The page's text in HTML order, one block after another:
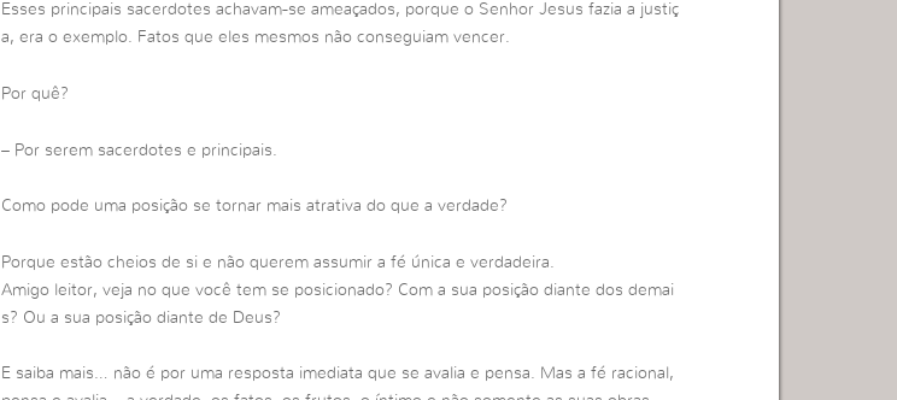
Esses principais sacerdotes achavam-se ameaçados, porque o Senhor Jesus fazia a justiç
a, era o exemplo. Fatos que eles mesmos não conseguiam vencer.
Por quê?
– Por serem sacerdotes e principais.
Como pode uma posição se tornar mais atrativa do que a verdade?
Porque estão cheios de si e não querem assumir a fé única e verdadeira.
Amigo leitor, veja no que você tem se posicionado? Com a sua posição diante dos demai
s? Ou a sua posição diante de Deus?
E saiba mais… não é por uma resposta imediata que se avalia e pensa. Mas a fé racional,